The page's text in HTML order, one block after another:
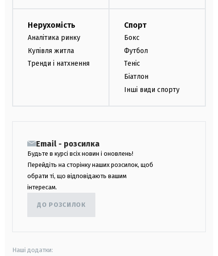
Нерухомість
Аналітика ринку
Купівля житла
Тренди і натхнення
Спорт
Бокс
Футбол
Теніс
Біатлон
Інші види спорту
Email - розсилка
Будьте в курсі всіх новин і оновлень!
Перейдіть на сторінку наших розсилок, щоб
обрати ті, що відповідають вашим
інтересам.
ДО РОЗСИЛОК
Наші додатки: